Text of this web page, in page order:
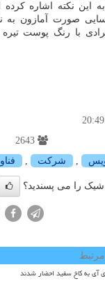
این نکته اشاره
با رنگ پوست
شركت
را می پسندید؟
آی به کاخ سفید احضار شدند